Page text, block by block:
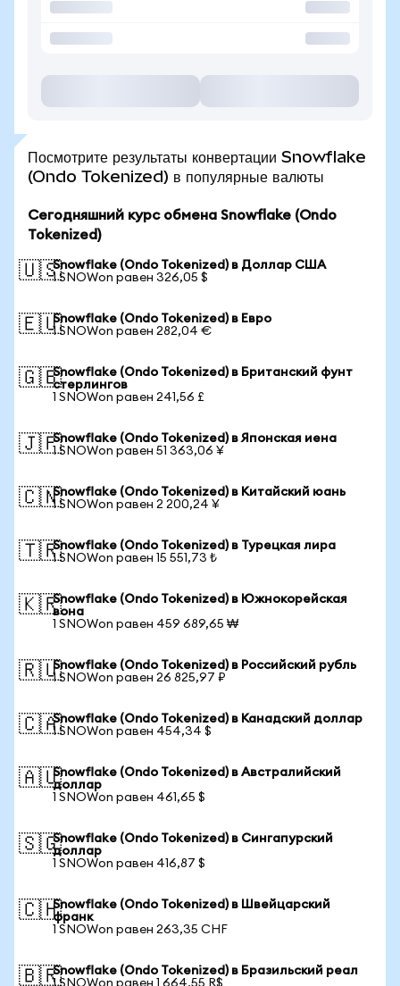
Посмотрите результаты конвертации Snowflake
(Ondo Tokenized) в популярные валюты
Сегодняшний курс обмена Snowflake (Ondo
Tokenized)
🇺🇸Snowflake (Ondo Tokenized) в Доллар США
1 SNOWon равен 326,05 $
🇪🇺Snowflake (Ondo Tokenized) в Евро
1 SNOWon равен 282,04 €
🇬🇧Snowflake (Ondo Tokenized) в Британский фунт
стерлингов
1 SNOWon равен 241,56 £
🇯🇵Snowflake (Ondo Tokenized) в Японская иена
1 SNOWon равен 51 363,06 ¥
🇨🇳Snowflake (Ondo Tokenized) в Китайский юань
1 SNOWon равен 2 200,24 ¥
🇹🇷Snowflake (Ondo Tokenized) в Турецкая лира
1 SNOWon равен 15 551,73 ₺
🇰🇷Snowflake (Ondo Tokenized) в Южнокорейская
вона
1 SNOWon равен 459 689,65 ₩
🇷🇺Snowflake (Ondo Tokenized) в Российский рубль
1 SNOWon равен 26 825,97 ₽
🇨🇦Snowflake (Ondo Tokenized) в Канадский доллар
1 SNOWon равен 454,34 $
🇦🇺Snowflake (Ondo Tokenized) в Австралийский
доллар
1 SNOWon равен 461,65 $
🇸🇬Snowflake (Ondo Tokenized) в Сингапурский
доллар
1 SNOWon равен 416,87 $
🇨🇭Snowflake (Ondo Tokenized) в Швейцарский
франк
1 SNOWon равен 263,35 CHF
🇧🇷Snowflake (Ondo Tokenized) в Бразильский реал
1 SNOWon равен 1 664,55 R$